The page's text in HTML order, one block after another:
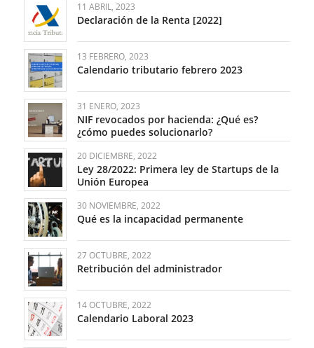
11 ABRIL, 2023
Declaración de la Renta [2022]
13 FEBRERO, 2023
Calendario tributario febrero 2023
31 ENERO, 2023
NIF revocados por hacienda: ¿Qué es?
¿cómo puedes solucionarlo?
20 DICIEMBRE, 2022
Ley 28/2022: Primera ley de Startups de la
Unión Europea
30 NOVIEMBRE, 2022
Qué es la incapacidad permanente
27 OCTUBRE, 2022
Retribución del administrador
14 OCTUBRE, 2022
Calendario Laboral 2023